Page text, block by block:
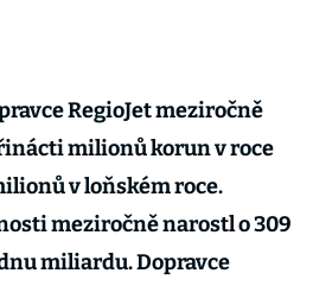
RegioJet meziročně
milionů korun v roce
v loňském roce.
meziročně narostl o 309
miliardu. Dopravce